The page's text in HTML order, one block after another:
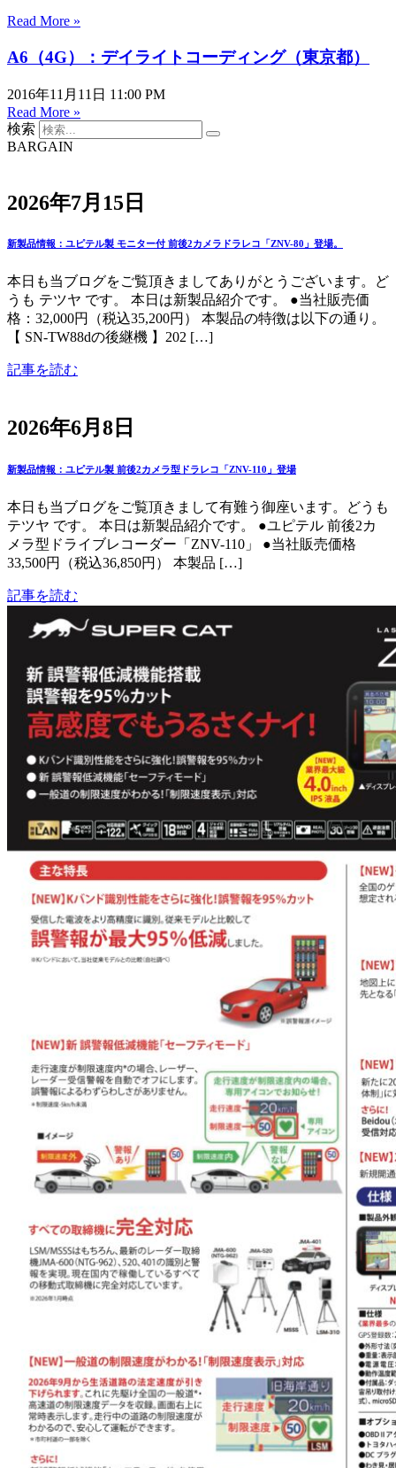
Read More »
A6（4G）：デイライトコーディング（東京都）
2016年11月11日 11:00 PM
Read More »
検索
BARGAIN
2026年7月15日
新製品情報：ユピテル製 モニター付 前後2カメラドラレコ「ZNV-80」登場。
本日も当ブログをご覧頂きましてありがとうございます。ど
うも テツヤ です。 本日は新製品紹介です。 ●当社販売価
格：32,000円（税込35,200円） 本製品の特徴は以下の通り。
【 SN-TW88dの後継機 】202 […]
記事を読む
2026年6月8日
新製品情報：ユピテル製 前後2カメラ型ドラレコ「ZNV-110」登場
本日も当ブログをご覧頂きまして有難う御座います。どうも
テツヤ です。 本日は新製品紹介です。 ●ユピテル 前後2カ
メラ型ドライブレコーダー「ZNV-110」 ●当社販売価格
33,500円（税込36,850円） 本製品 […]
記事を読む